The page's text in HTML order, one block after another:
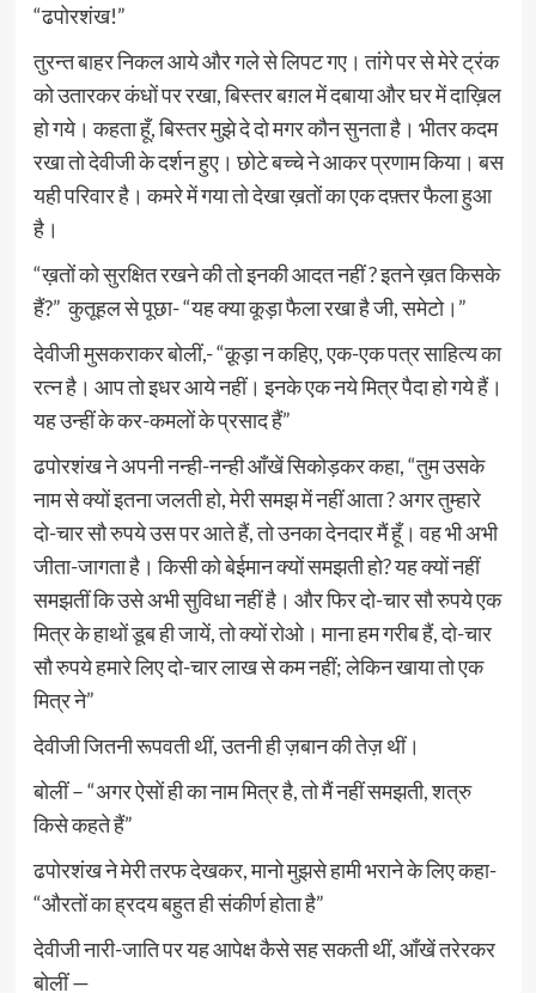
“ढपोरशंख!”
तुरन्त बाहर निकल आये और गले से लिपट गए। तांगे पर से मेरे ट्रंक
को उतारकर कंधों पर रखा, बिस्तर बग़ल में दबाया और घर में दाख़िल
हो गये। कहता हूँ, बिस्तर मुझे दे दो मगर कौन सुनता है। भीतर कदम
रखा तो देवीजी के दर्शन हुए। छोटे बच्चे ने आकर प्रणाम किया। बस
यही परिवार है। कमरे में गया तो देखा ख़तों का एक दफ़्तर फैला हुआ
है।
“ख़तों को सुरक्षित रखने की तो इनकी आदत नहीं ? इतने ख़त किसके
हैं?” कुतूहल से पूछा- “यह क्या कूड़ा फैला रखा है जी, समेटो।”
देवीजी मुसकराकर बोलीं,- “क़ूड़ा न कहिए, एक-एक पत्र साहित्य का
रत्न है। आप तो इधर आये नहीं। इनके एक नये मित्र पैदा हो गये हैं।
यह उन्हीं के कर-कमलों के प्रसाद हैं”
ढपोरशंख ने अपनी नन्ही-नन्ही आँखें सिकोड़कर कहा, “तुम उसके
नाम से क्यों इतना जलती हो, मेरी समझ में नहीं आता ? अगर तुम्हारे
दो-चार सौ रुपये उस पर आते हैं, तो उनका देनदार मैं हूँ। वह भी अभी
जीता-जागता है। किसी को बेईमान क्यों समझती हो? यह क्यों नहीं
समझतीं कि उसे अभी सुविधा नहीं है। और फिर दो-चार सौ रुपये एक
मित्र के हाथों डूब ही जायें, तो क्यों रोओ। माना हम गरीब हैं, दो-चार
सौ रुपये हमारे लिए दो-चार लाख से कम नहीं; लेकिन खाया तो एक
मित्र ने”
देवीजी जितनी रूपवती थीं, उतनी ही ज़बान की तेज़ थीं।
बोलीं – “अगर ऐसों ही का नाम मित्र है, तो मैं नहीं समझती, शत्रु
किसे कहते हैं”
ढपोरशंख ने मेरी तरफ देखकर, मानो मुझसे हामी भराने के लिए कहा-
“औरतों का ह्रदय बहुत ही संकीर्ण होता है”
देवीजी नारी-जाति पर यह आपेक्ष कैसे सह सकती थीं, आँखें तरेरकर
बोलीं —